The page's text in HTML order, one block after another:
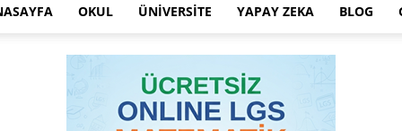
OKUL ÜNIVERSITE YAPAY ZEKA BLOG